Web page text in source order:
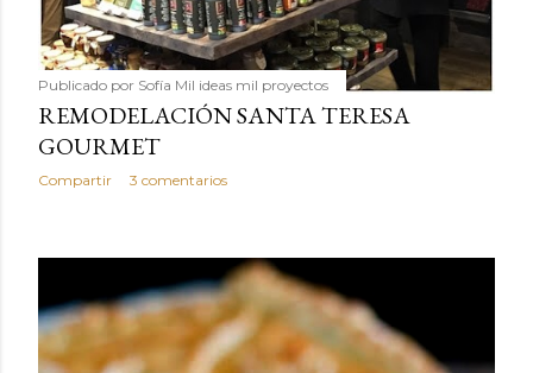
Publicado por Sofía Mil ideas mil proyectos
REMODELACIÓN SANTA TERESA
GOURMET
Compartir 3 comentarios